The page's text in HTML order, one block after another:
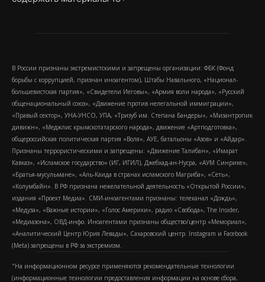
В России признаны экстремистскими и запрещены организации: ФБК (Фонд
борьбы с коррупцией, признан иноагентом), Штабы Навального, «Национал-
большевистская партия», «Свидетели Иеговы», «Армия воли народа», «Русский
общенациональный союз», «Движение против нелегальной иммиграции»,
«Правый сектор», УНА-УНСО, УПА, «Тризуб им. Степана Бандеры», «Мизантропик
дивижн», «Меджлис крымскотатарского народа», движение «Артподготовка»,
общероссийская политическая партия «Воля», АУЕ, батальоны «Азов» и «Айдар».
Признаны террористическими и запрещены: «Движение Талибан», «Имарат
Кавказ», «Исламское государство» (ИГ, ИГИЛ), Джебхад-ан-Нусра, «АУМ Синрике»,
«Братья-мусульмане», «Аль-Каида в странах исламского Магриба», «Сеть»,
«Колумбайн». В РФ признана нежелательной деятельность «Открытой России»,
издания «Проект Медиа». СМИ-иноагентами признаны: телеканал «Дождь»,
«Медуза», «Важные истории», «Голос Америки», радио «Свобода», The Insider,
«Медиазона», ОВД-инфо. Иноагентами признаны общество/центр «Мемориал»,
«Аналитический Центр Юрия Левады», Сахаровский центр. Instagram и Facebook
(Metа) запрещены в РФ за экстремизм.
"На информационном ресурсе применяются рекомендательные технологии
(информационные технологии предоставления информации на основе сбора,